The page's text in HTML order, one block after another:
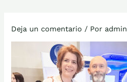
Deja un comentario / Por admin